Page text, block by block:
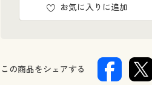
お気に入りに追加
この商品をシェアする